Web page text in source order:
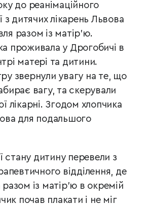
до реанімаційного
з дитячих лікарень Львова
разом із матір’ю.
проживала у Дрогобичі в
матері та дитини.
звернули увагу на те, що
вагу, та скерували
лікарні. Згодом хлопчика
для подальшого
стану дитину перевели з
відділення, де
із матір’ю в окремій
почав плакати і не міг